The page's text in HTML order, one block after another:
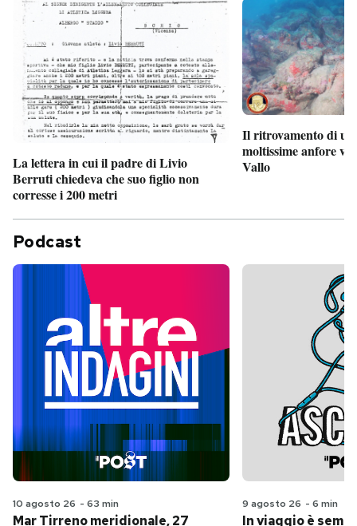
La lettera in cui il padre di Livio
Berruti chiedeva che suo figlio non
corresse i 200 metri
Il ritrovamento di
moltissime anfore
Vallo
Podcast
10 agosto 26 - 63 min
Mar Tirreno meridionale, 27
9 agosto 26 - 6 min
In viaggio è